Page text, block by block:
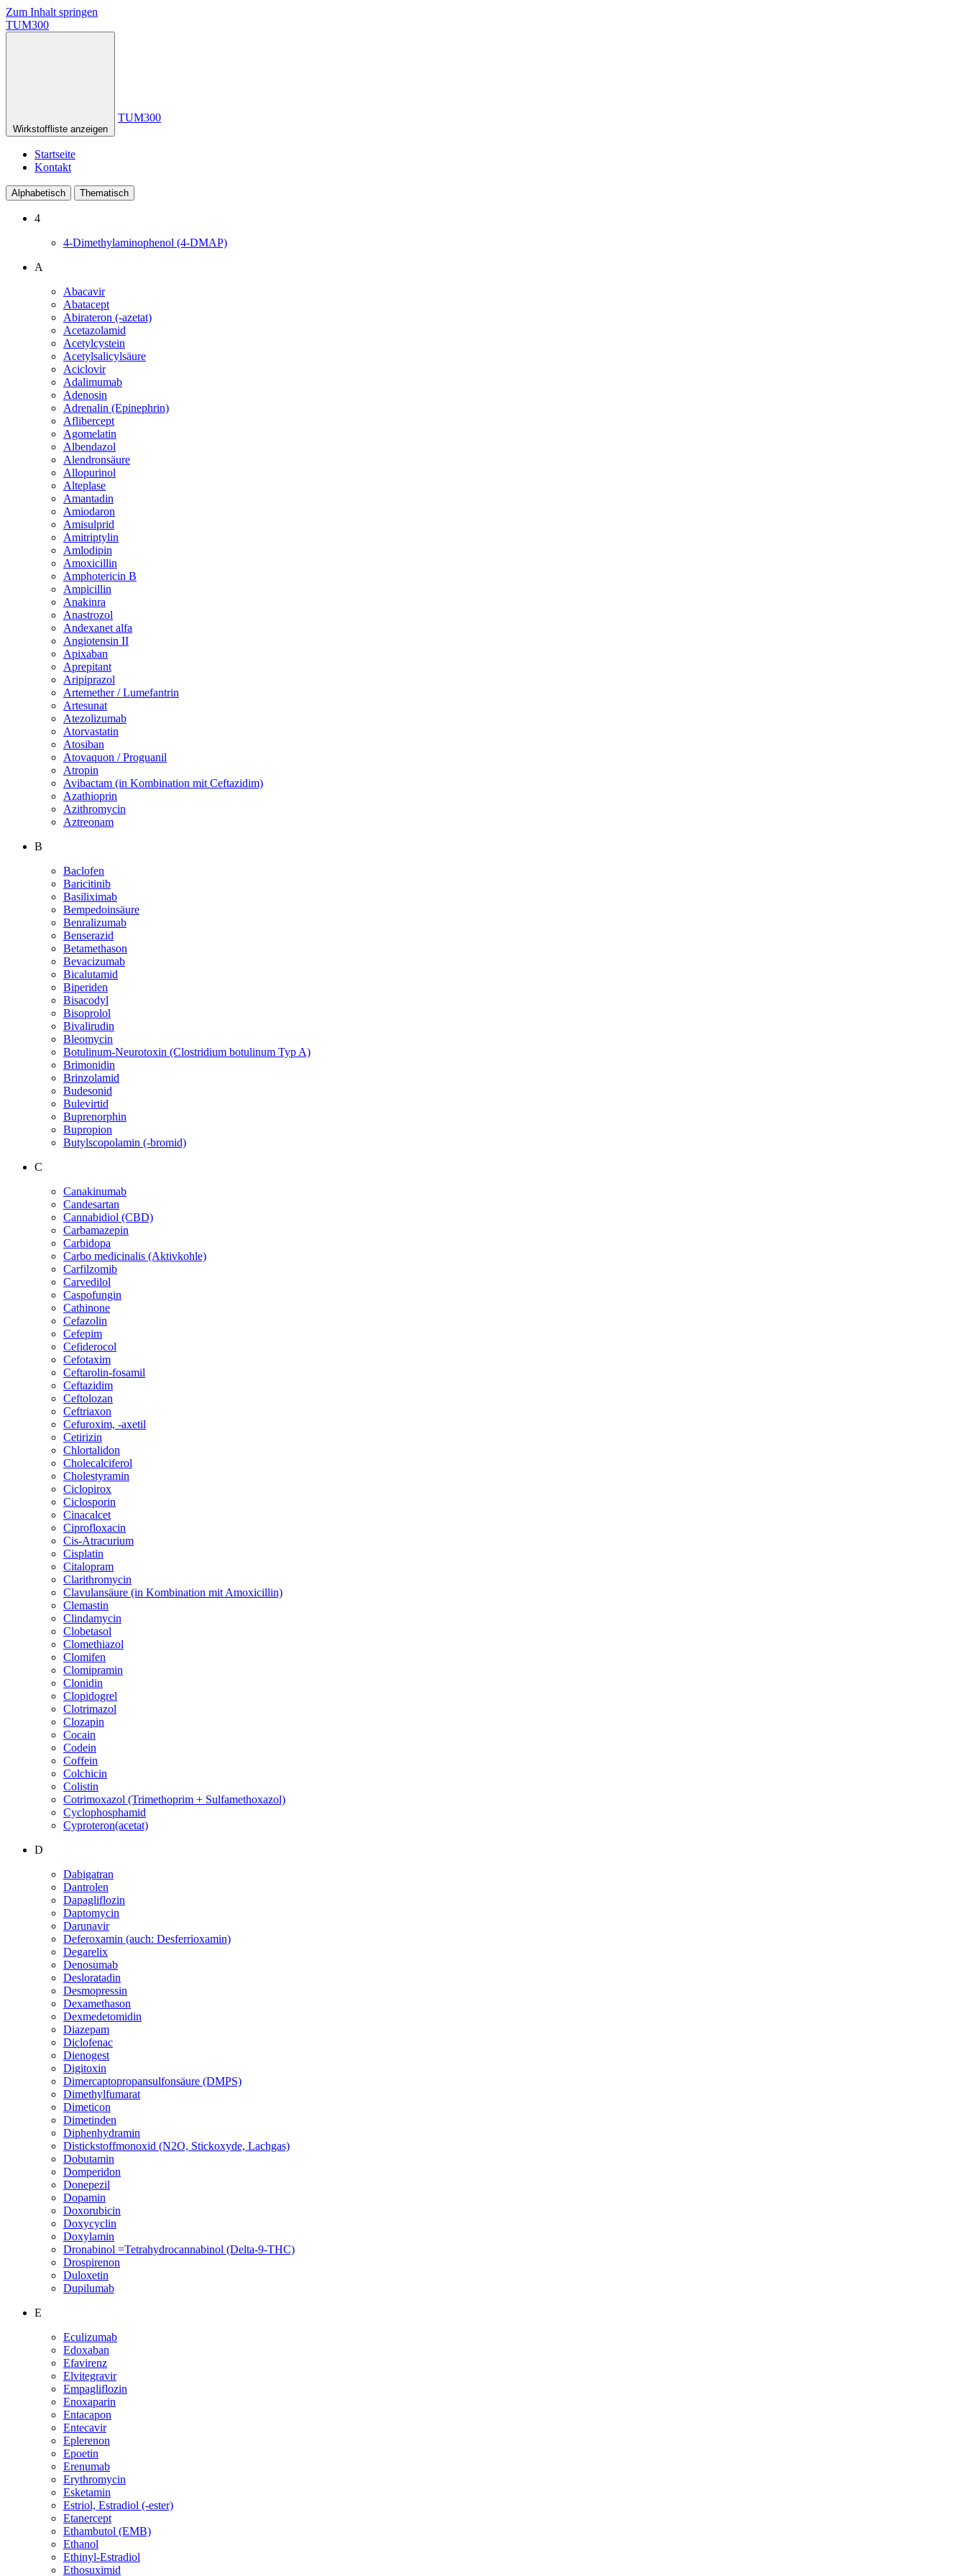
Zum Inhalt springen
TUM300
Wirkstoffliste anzeigen
TUM300
Startseite
Kontakt
Alphabetisch Thematisch
4
4-Dimethylaminophenol (4-DMAP)
A
Abacavir
Abatacept
Abirateron (-azetat)
Acetazolamid
Acetylcystein
Acetylsalicylsäure
Aciclovir
Adalimumab
Adenosin
Adrenalin (Epinephrin)
Aflibercept
Agomelatin
Albendazol
Alendronsäure
Allopurinol
Alteplase
Amantadin
Amiodaron
Amisulprid
Amitriptylin
Amlodipin
Amoxicillin
Amphotericin B
Ampicillin
Anakinra
Anastrozol
Andexanet alfa
Angiotensin II
Apixaban
Aprepitant
Aripiprazol
Artemether / Lumefantrin
Artesunat
Atezolizumab
Atorvastatin
Atosiban
Atovaquon / Proguanil
Atropin
Avibactam (in Kombination mit Ceftazidim)
Azathioprin
Azithromycin
Aztreonam
B
Baclofen
Baricitinib
Basiliximab
Bempedoinsäure
Benralizumab
Benserazid
Betamethason
Bevacizumab
Bicalutamid
Biperiden
Bisacodyl
Bisoprolol
Bivalirudin
Bleomycin
Botulinum-Neurotoxin (Clostridium botulinum Typ A)
Brimonidin
Brinzolamid
Budesonid
Bulevirtid
Buprenorphin
Bupropion
Butylscopolamin (-bromid)
C
Canakinumab
Candesartan
Cannabidiol (CBD)
Carbamazepin
Carbidopa
Carbo medicinalis (Aktivkohle)
Carfilzomib
Carvedilol
Caspofungin
Cathinone
Cefazolin
Cefepim
Cefiderocol
Cefotaxim
Ceftarolin-fosamil
Ceftazidim
Ceftolozan
Ceftriaxon
Cefuroxim, -axetil
Cetirizin
Chlortalidon
Cholecalciferol
Cholestyramin
Ciclopirox
Ciclosporin
Cinacalcet
Ciprofloxacin
Cis-Atracurium
Cisplatin
Citalopram
Clarithromycin
Clavulansäure (in Kombination mit Amoxicillin)
Clemastin
Clindamycin
Clobetasol
Clomethiazol
Clomifen
Clomipramin
Clonidin
Clopidogrel
Clotrimazol
Clozapin
Cocain
Codein
Coffein
Colchicin
Colistin
Cotrimoxazol (Trimethoprim + Sulfamethoxazol)
Cyclophosphamid
Cyproteron(acetat)
D
Dabigatran
Dantrolen
Dapagliflozin
Daptomycin
Darunavir
Deferoxamin (auch: Desferrioxamin)
Degarelix
Denosumab
Desloratadin
Desmopressin
Dexamethason
Dexmedetomidin
Diazepam
Diclofenac
Dienogest
Digitoxin
Dimercaptopropansulfonsäure (DMPS)
Dimethylfumarat
Dimeticon
Dimetinden
Diphenhydramin
Distickstoffmonoxid (N2O, Stickoxyde, Lachgas)
Dobutamin
Domperidon
Donepezil
Dopamin
Doxorubicin
Doxycyclin
Doxylamin
Dronabinol =Tetrahydrocannabinol (Delta-9-THC)
Drospirenon
Duloxetin
Dupilumab
E
Eculizumab
Edoxaban
Efavirenz
Elvitegravir
Empagliflozin
Enoxaparin
Entacapon
Entecavir
Eplerenon
Epoetin
Erenumab
Erythromycin
Esketamin
Estriol, Estradiol (-ester)
Etanercept
Ethambutol (EMB)
Ethanol
Ethinyl-Estradiol
Ethosuximid